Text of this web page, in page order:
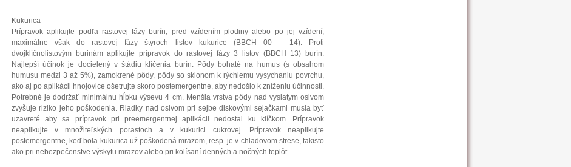
Kukurica
Prípravok aplikujte podľa rastovej fázy burín, pred vzídením plodiny alebo po jej vzídení,
maximálne však do rastovej fázy štyroch listov kukurice (BBCH 00 – 14). Proti
dvojklíčnolistovým burinám aplikujte prípravok do rastovej fázy 3 listov (BBCH 13) burín.
Najlepší účinok je docielený v štádiu klíčenia burín. Pôdy bohaté na humus (s obsahom
humusu medzi 3 až 5%), zamokrené pôdy, pôdy so sklonom k rýchlemu vysychaniu povrchu,
ako aj po aplikácii hnojovice ošetrujte skoro postemergentne, aby nedošlo k zníženiu účinnosti.
Potrebné je dodržať minimálnu hĺbku výsevu 4 cm. Menšia vrstva pôdy nad vysiatym osivom
zvyšuje riziko jeho poškodenia. Riadky nad osivom pri sejbe diskovými sejačkami musia byť
uzavreté aby sa prípravok pri preemergentnej aplikácii nedostal ku klíčkom. Prípravok
neaplikujte v množiteľských porastoch a v kukurici cukrovej. Prípravok neaplikujte
postemergentne, keď bola kukurica už poškodená mrazom, resp. je v chladovom strese, takisto
ako pri nebezpečenstve výskytu mrazov alebo pri kolísaní denných a nočných teplôt.